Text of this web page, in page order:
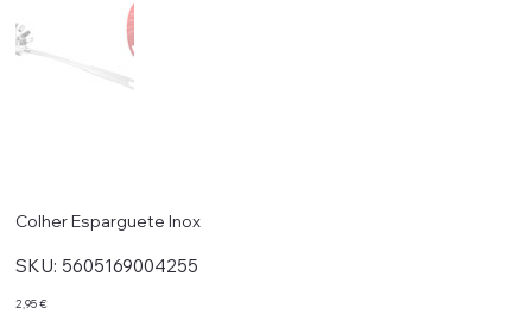
Colher Esparguete Inox
SKU: SKU
5605169004255
5605169004255
Preço
2,95 €